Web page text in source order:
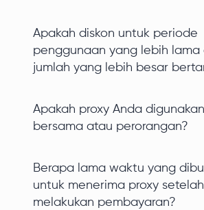
Apakah diskon untuk periode
penggunaan yang lebih lama
jumlah yang lebih besar
Apakah proxy Anda digunakan
bersama atau perorangan?
Berapa lama waktu yang
untuk menerima proxy setelah
melakukan pembayaran?